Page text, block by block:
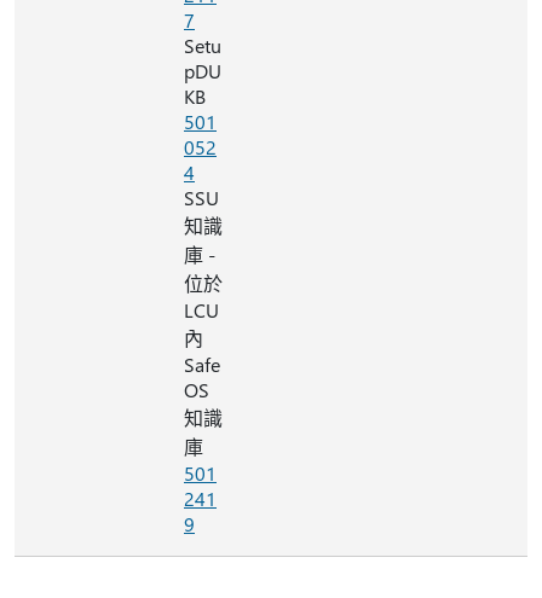
7
Setu
pDU
KB
501
052
4
SSU
知識
庫 -
位於
LCU
內
Safe
OS
知識
庫
501
241
9